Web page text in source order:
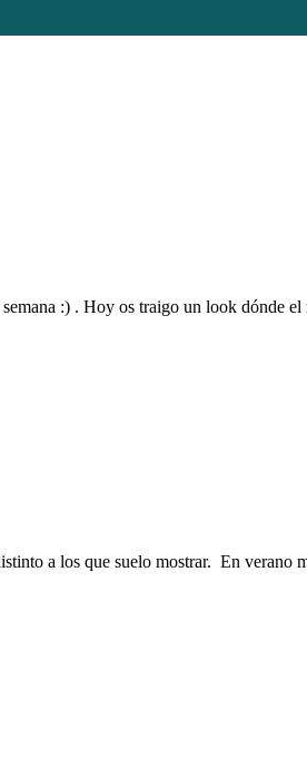
:) . Hoy os traigo un look dónde
a los que suelo mostrar. En